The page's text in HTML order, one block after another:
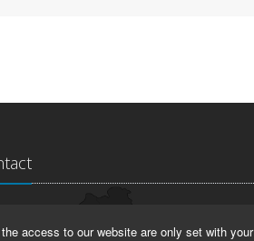
access to our website are only set with your